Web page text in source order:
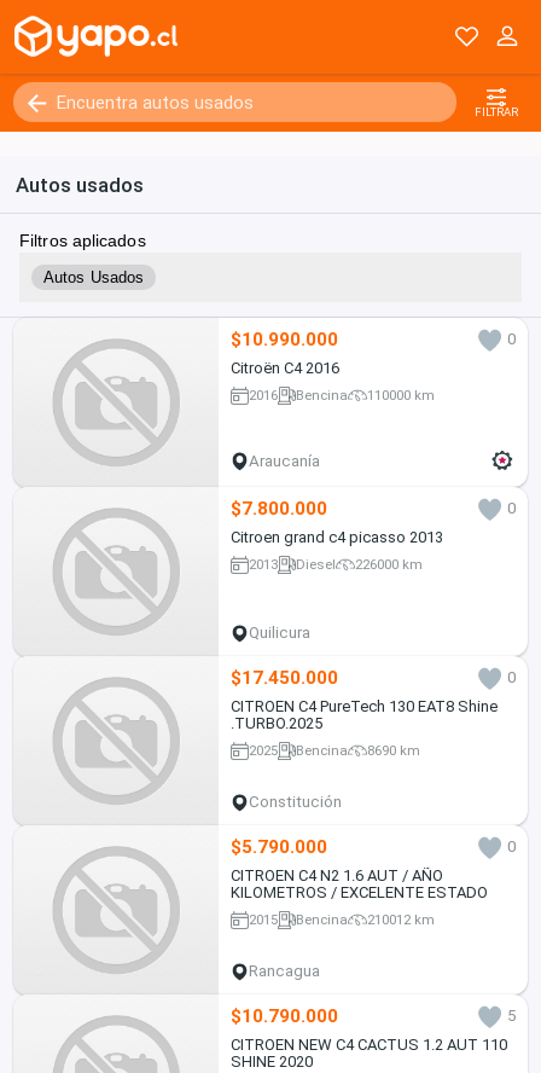
FILTRAR
Autos usados
Filtros aplicados
Autos Usados
$10.990.000
0
Citroën C4 2016
2016 Bencina 110000 km
Araucanía
$7.800.000
0
Citroen grand c4 picasso 2013
2013 Diesel 226000 km
Quilicura
$17.450.000
0
CITROEN C4 PureTech 130 EAT8 Shine
.TURBO.2025
2025 Bencina 8690 km
Constitución
$5.790.000
0
CITROEN C4 N2 1.6 AUT / AÑO
KILOMETROS / EXCELENTE ESTADO
2015 Bencina 210012 km
Rancagua
$10.790.000
5
CITROEN NEW C4 CACTUS 1.2 AUT 110
SHINE 2020